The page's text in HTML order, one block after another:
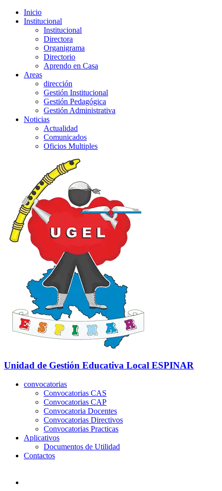
Inicio
Institucional
Institucional
Directora
Organigrama
Directorio
Aprendo en Casa
Areas
dirección
Gestión Institucional
Gestión Pedagógica
Gestión Administrativa
Noticias
Actualidad
Comunicados
Oficios Multiples
Unidad de Gestión Educativa Local ESPINAR
convocatorias
Convocatorias CAS
Convocatorias CAP
Convocatoria Docentes
Convocatorias Directivos
Convocatorias Practicas
Aplicativos
Documentos de Utilidad
Contactos